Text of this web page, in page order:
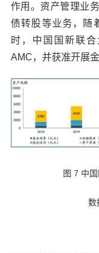
作用。资产管理业
债转股等业务，随
时，中国国新联
AMC，并获准开展
图 7 中
数